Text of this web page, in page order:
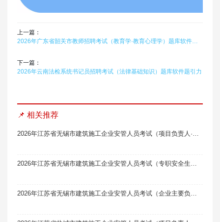
上一篇：
2026年广东省韶关市教师招聘考试（教育学·教育心理学）题库软件（中学）题引力
下一篇：
2026年云南法检系统书记员招聘考试（法律基础知识）题库软件题引力
📌 相关推荐